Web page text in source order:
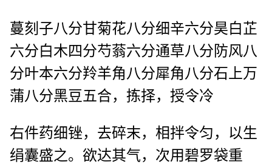
蔓刻子八分甘菊花八分细辛六分昊白芷
六分白木四分芍蓊六分通草八分防风八
分叶本六分羚羊角八分犀角八分石上万
蒲八分黑豆五合，拣择，授令冷
右件药细锉，去碎末，相拌令匀，以生
绢囊盛之。欲达其气，次用碧罗袋重